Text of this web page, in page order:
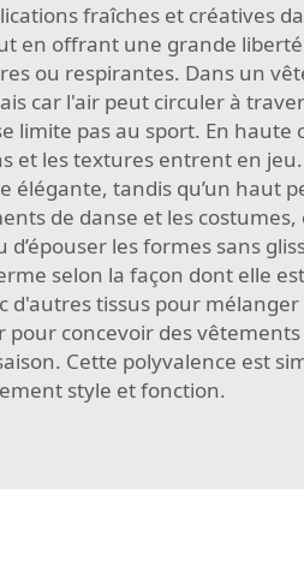
fraîches et créatives
en offrant une grande
ou respirantes. Dans un
car l'air peut circuler à
limite pas au sport. En
et les textures entrent en
tandis qu’un haut
de danse et les
les formes sans
selon la façon dont elle
tissus pour
concevoir des
Cette polyvalence est
style et fonction.